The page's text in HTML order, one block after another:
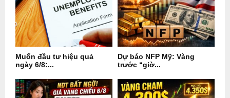
Muốn đầu tư hiệu quả
ngày 6/8:...
Dự báo NFP Mỹ: Vàng
trước “giờ...